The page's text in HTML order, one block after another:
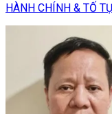
HÀNH CHÍNH & TỐ